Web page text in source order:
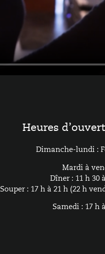
Heures
Dimanche-lundi :
Mardi à
Dîner : 11 h 30
Souper : 17 h à 21 h (22 h
Samedi : 17 h